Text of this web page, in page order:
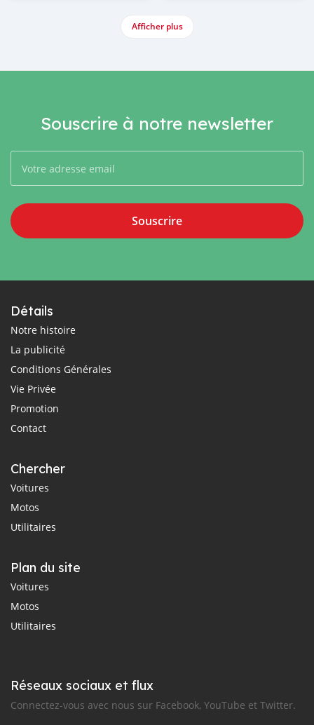
Afficher plus
Souscrire à notre newsletter
Souscrire
Détails
Notre histoire
La publicité
Conditions Générales
Vie Privée
Promotion
Contact
Chercher
Voitures
Motos
Utilitaires
Plan du site
Voitures
Motos
Utilitaires
Réseaux sociaux et flux
Connectez-vous avec nous sur Facebook, YouTube et Twitter.